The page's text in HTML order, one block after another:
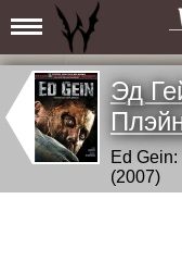
Эд
Ed
(2007)